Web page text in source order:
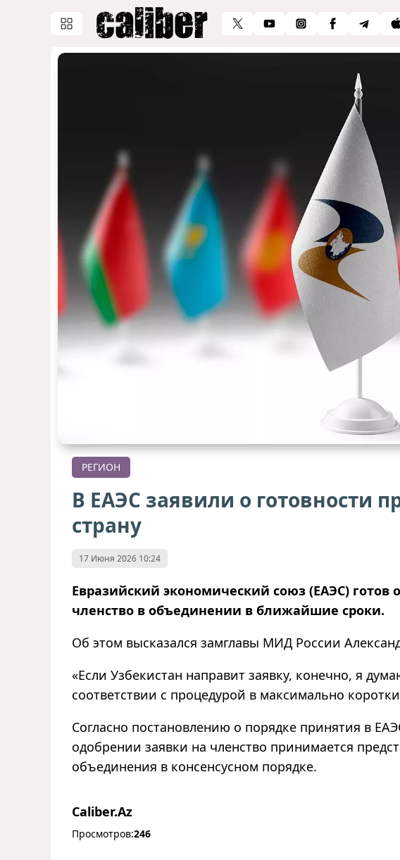
РЕГИОН
В ЕАЭС заявили о готовности
страну
17 Июня 2026 10:24
Евразийский экономический союз (ЕАЭС) готов
членство в объединении в ближайшие сроки.
Об этом высказался замглавы МИД России
«Если Узбекистан направит заявку, конечно, я
соответствии с процедурой в максимально
Согласно постановлению о порядке принятия в
одобрении заявки на членство принимается
объединения в консенсусном порядке.
Caliber.Az
Просмотров:246